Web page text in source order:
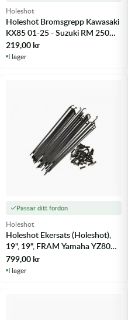
Holeshot
Holeshot Bromsgrepp Kawasaki
KX85 01-25 - Suzuki RM 250
04-10 m.fl.
219,00kr
I lager
Passar ditt fordon
Holeshot
Holeshot Ekersats (Holeshot),
19", 19", FRAM Yamaha YZ80
90-01 - m.fl.
799,00kr
I lager